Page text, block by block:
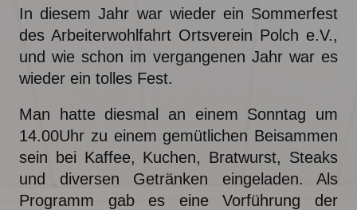
In diesem Jahr war wieder ein Sommerfest
des Arbeiterwohlfahrt Ortsverein Polch e.V.,
und wie schon im vergangenen Jahr war es
wieder ein tolles Fest.
Man hatte diesmal an einem Sonntag um
14.00Uhr zu einem gemütlichen Beisammen
sein bei Kaffee, Kuchen, Bratwurst, Steaks
und diversen Getränken eingeladen. Als
Programm gab es eine Vorführung der